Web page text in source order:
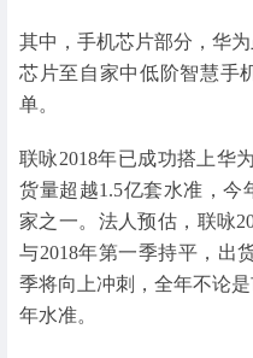
其中，手机芯片部分，华
芯片至自家中低阶智慧手
单。
联咏2018年已成功搭上华
货量超越1.5亿套水准，今
家之一。法人预估，联咏
与2018年第一季持平，出
季将向上冲刺，全年不论
年水准。